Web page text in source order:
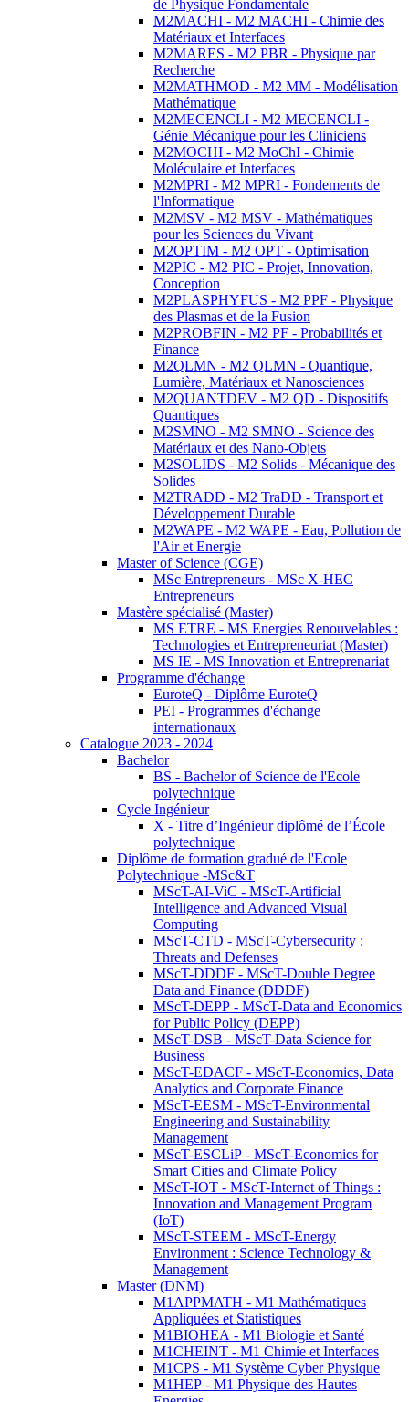
de Physique Fondamentale
M2MACHI - M2 MACHI - Chimie des
Matériaux et Interfaces
M2MARES - M2 PBR - Physique par
Recherche
M2MATHMOD - M2 MM - Modélisation
Mathématique
M2MECENCLI - M2 MECENCLI -
Génie Mécanique pour les Cliniciens
M2MOCHI - M2 MoChI - Chimie
Moléculaire et Interfaces
M2MPRI - M2 MPRI - Fondements de
l'Informatique
M2MSV - M2 MSV - Mathématiques
pour les Sciences du Vivant
M2OPTIM - M2 OPT - Optimisation
M2PIC - M2 PIC - Projet, Innovation,
Conception
M2PLASPHYFUS - M2 PPF - Physique
des Plasmas et de la Fusion
M2PROBFIN - M2 PF - Probabilités et
Finance
M2QLMN - M2 QLMN - Quantique,
Lumière, Matériaux et Nanosciences
M2QUANTDEV - M2 QD - Dispositifs
Quantiques
M2SMNO - M2 SMNO - Science des
Matériaux et des Nano-Objets
M2SOLIDS - M2 Solids - Mécanique des
Solides
M2TRADD - M2 TraDD - Transport et
Développement Durable
M2WAPE - M2 WAPE - Eau, Pollution de
l'Air et Energie
Master of Science (CGE)
MSc Entrepreneurs - MSc X-HEC
Entrepreneurs
Mastère spécialisé (Master)
MS ETRE - MS Energies Renouvelables :
Technologies et Entrepreneuriat (Master)
MS IE - MS Innovation et Entreprenariat
Programme d'échange
EuroteQ - Diplôme EuroteQ
PEI - Programmes d'échange
internationaux
Catalogue 2023 - 2024
Bachelor
BS - Bachelor of Science de l'Ecole
polytechnique
Cycle Ingénieur
X - Titre d’Ingénieur diplômé de l’École
polytechnique
Diplôme de formation gradué de l'Ecole
Polytechnique -MSc&T
MScT-AI-ViC - MScT-Artificial
Intelligence and Advanced Visual
Computing
MScT-CTD - MScT-Cybersecurity :
Threats and Defenses
MScT-DDDF - MScT-Double Degree
Data and Finance (DDDF)
MScT-DEPP - MScT-Data and Economics
for Public Policy (DEPP)
MScT-DSB - MScT-Data Science for
Business
MScT-EDACF - MScT-Economics, Data
Analytics and Corporate Finance
MScT-EESM - MScT-Environmental
Engineering and Sustainability
Management
MScT-ESCLiP - MScT-Economics for
Smart Cities and Climate Policy
MScT-IOT - MScT-Internet of Things :
Innovation and Management Program
(IoT)
MScT-STEEM - MScT-Energy
Environment : Science Technology &
Management
Master (DNM)
M1APPMATH - M1 Mathématiques
Appliquées et Statistiques
M1BIOHEA - M1 Biologie et Santé
M1CHEINT - M1 Chimie et Interfaces
M1CPS - M1 Système Cyber Physique
M1HEP - M1 Physique des Hautes